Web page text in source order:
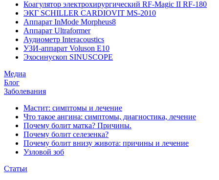
Коагулятор электрохирургический RF-Magic II RF-180
ЭКГ SCHILLER CARDIOVIT MS-2010
Аппарат InMode Morpheus8
Аппарат Ultraformer
Аудиометр Interacoustics
УЗИ-аппарат Voluson E10
Эхосинускоп SINUSCOPE
Медиа
Блог
Заболевания
Мастит: симптомы и лечение
Что такое ангина: симптомы, диагностика, лечение
Почему болит матка? Причины.
Почему болит селезенка?
Почему болит внизу живота: причины и лечение
Узловой зоб
Статьи